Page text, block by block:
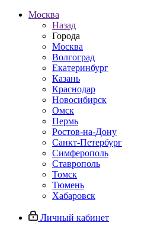
Москва
Назад
Города
Москва
Волгоград
Екатеринбург
Казань
Краснодар
Новосибирск
Омск
Пермь
Ростов-на-Дону
Санкт-Петербург
Симферополь
Ставрополь
Томск
Тюмень
Хабаровск
Личный кабинет